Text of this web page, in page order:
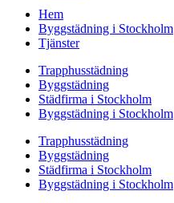
Hem
Byggstädning i Stockholm
Tjänster
Trapphusstädning
Byggstädning
Städfirma i Stockholm
Byggstädning i Stockholm
Trapphusstädning
Byggstädning
Städfirma i Stockholm
Byggstädning i Stockholm